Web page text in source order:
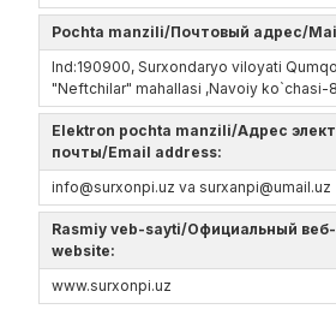
Pochta manzili/Почтовый адрес/
Ind:190900, Surxondaryo viloyati
"Neftchilar" mahallasi ,Navoiy ko`chasi-8
Elektron pochta manzili/Адрес
почты/Email address:
info@surxonpi.uz va surxanpi@umail.uz
Rasmiy veb-sayti/Официальный
website:
www.surxonpi.uz